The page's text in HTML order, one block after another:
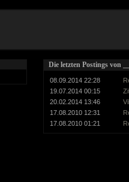
Die letzten Postings von
08.09.2014 22:28
19.07.2014 00:15
20.02.2014 13:46
17.08.2010 12:31
17.08.2010 01:21